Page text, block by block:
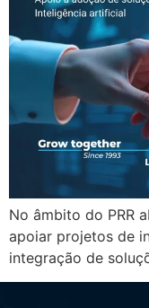
No âmbito do PRR
apoiar projetos de
integração de